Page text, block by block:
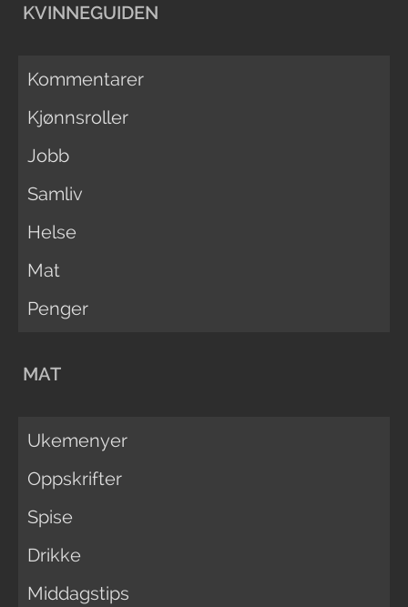
KVINNEGUIDEN
Kommentarer
Kjønnsroller
Jobb
Samliv
Helse
Mat
Penger
MAT
Ukemenyer
Oppskrifter
Spise
Drikke
Middagstips